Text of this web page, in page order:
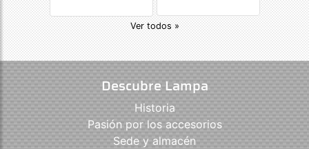
Ver todos »
Descubre Lampa
Historia
Pasión por los accesorios
Sede y almacén